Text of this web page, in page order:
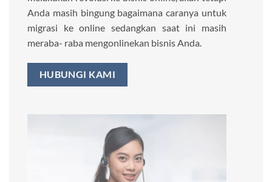
Anda masih bingung bagaimana caranya untuk
migrasi ke online sedangkan saat ini masih
meraba- raba mengonlinekan bisnis Anda.
HUBUNGI KAMI